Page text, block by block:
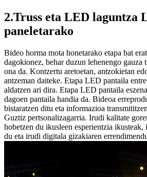
2.Truss eta LED laguntza
paneletarako
Bideo horma mota honetarako etapa bat
dagokionez, behar duzun lehenengo gauza
ona da. Kontzertu aretoetan, antzokietan
antzeman daiteke. Etapa LED pantaila
aldatzen ari dira. Etapa LED pantaila
dagoen pantaila handia da. Bideoa
bistaratzen ditu eta informazioa
Guztiz pertsonalizagarria. Irudi kalitate
hobetzen du ikusleen esperientzia ikusteak,
du eta irudi digitala gizakiaren